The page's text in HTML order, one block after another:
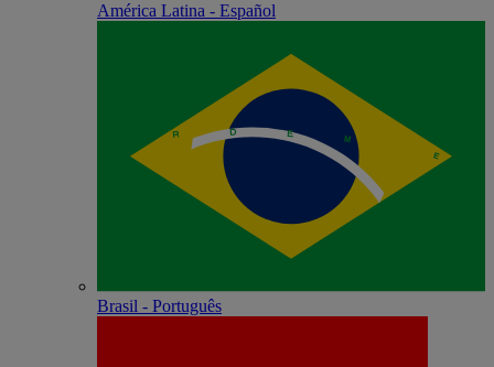
América Latina - Español
Brasil - Português